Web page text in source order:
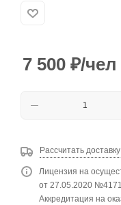
7 500 ₽/чел
Рассчитать доставку
Лицензия на
от 27.05.2020 №4171
Аккредитация на